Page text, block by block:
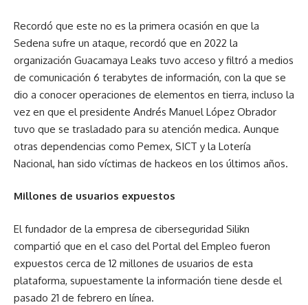
Recordó que este no es la primera ocasión en que la
Sedena sufre un ataque, recordó que en 2022 la
organización Guacamaya Leaks tuvo acceso y filtró a medios
de comunicación 6 terabytes de información, con la que se
dio a conocer operaciones de elementos en tierra, incluso la
vez en que el presidente Andrés Manuel López Obrador
tuvo que se trasladado para su atención medica. Aunque
otras dependencias como Pemex, SICT y la Lotería
Nacional, han sido víctimas de hackeos en los últimos años.
Millones de usuarios expuestos
El fundador de la empresa de ciberseguridad Silikn
compartió que en el caso del Portal del Empleo fueron
expuestos cerca de 12 millones de usuarios de esta
plataforma, supuestamente la información tiene desde el
pasado 21 de febrero en línea.